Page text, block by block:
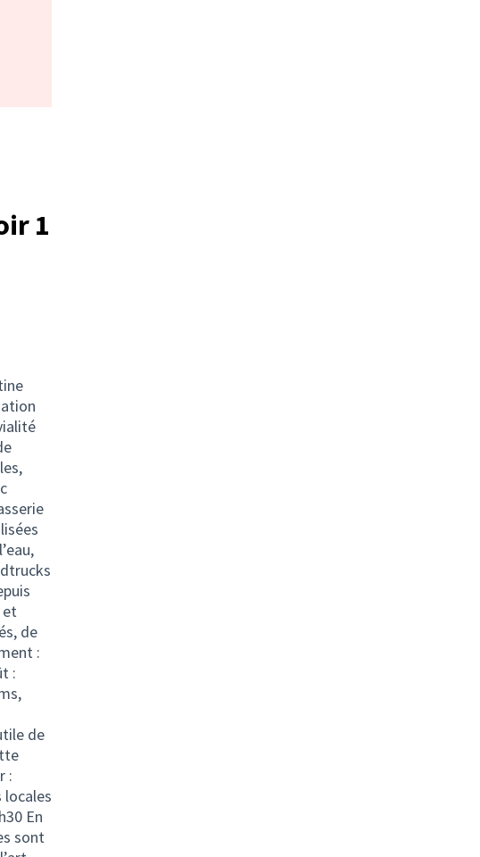
1
et
de
:
:
de
:
locales
En
sont